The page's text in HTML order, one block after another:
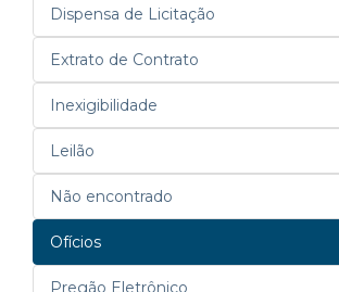
Dispensa de Licitação
Extrato de Contrato
Inexigibilidade
Leilão
Não encontrado
Ofícios
Pregão Eletrônico